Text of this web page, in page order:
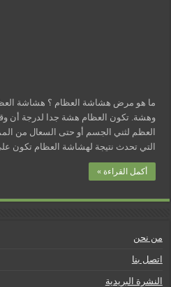
ما هو مرض هشاشة العظام ؟ هشاشة
وهشة. تكون العظام هشة جدا لدرجة أن
العظم لثني الجسم أو حتى السعال من
التي تحدث نتيجة لهشاشة العظام تكون
أكمل القراءة »
من نحن
اتصل بنا
النشرة البريدية